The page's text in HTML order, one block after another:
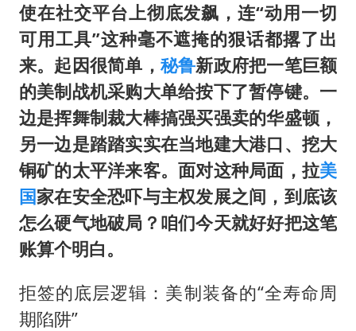
上海大部迎大暴雨
2026年7月份居民消费价格同比上涨0.5%
方桃子代言广告视频已下架
上交绝杀清华 姚明笑出表情包
伯克希尔净买入约200亿美元股票
曝美下令调查弹药库存信息遭泄露事件
白海豚在海上打了个结
构建更高水平的全民健身公共服务体系
使在社交平台上彻底发飙，连“动用一切
可用工具”这种毫不遮掩的狠话都撂了出
来。起因很简单， 秘鲁新政府把一笔巨额
的美制战机采购大单给按下了暂停键。一
边是挥舞制裁大棒搞强买强卖的华盛顿，
另一边是踏踏实实在当地建大港口、挖大
铜矿的太平洋来客。面对这种局面，拉美
国家在安全恐吓与主权发展之间，到底该
怎么硬气地破局？咱们今天就好好把这笔
账算个明白。
拒签的底层逻辑：美制装备的“全寿命周
期陷阱”